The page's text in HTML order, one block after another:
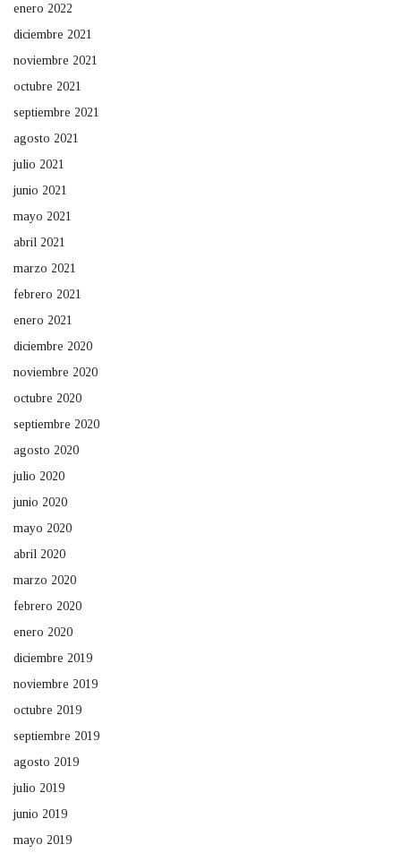
enero 2022
diciembre 2021
noviembre 2021
octubre 2021
septiembre 2021
agosto 2021
julio 2021
junio 2021
mayo 2021
abril 2021
marzo 2021
febrero 2021
enero 2021
diciembre 2020
noviembre 2020
octubre 2020
septiembre 2020
agosto 2020
julio 2020
junio 2020
mayo 2020
abril 2020
marzo 2020
febrero 2020
enero 2020
diciembre 2019
noviembre 2019
octubre 2019
septiembre 2019
agosto 2019
julio 2019
junio 2019
mayo 2019